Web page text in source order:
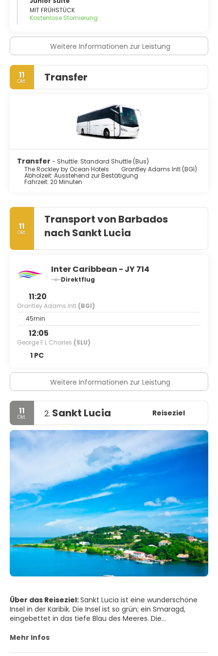
MIT FRÜHSTÜCK
Kostenlose Stornierung
Weitere Informationen zur Leistung
11
Okt. Transfer
Transfer - Shuttle: Standard Shuttle (Bus)
The Rockley by Ocean Hotels
Grantley Adams Intl (BGI)
Abholzeit: Ausstehend zur Bestätigung
Fahrzeit: 20 Minuten
11
Okt.
Transport von Barbados
nach Sankt Lucia
Inter Caribbean - JY 714
Direktflug
11:20
Grantley Adams Intl (BGI)
45min
12:05
George F L Charles (SLU)
1 PC
Weitere Informationen zur Leistung
11
Okt. 2. Sankt Lucia Reiseziel
Über das Reiseziel:Sankt Lucia ist eine wunderschöne
Insel in der Karibik. Die Insel ist so grün; ein Smaragd,
eingebettet in das tiefe Blau des Meeres. Die
hin zu gewundenen Hügeln und Klippen bis zu den
Mehr Infos